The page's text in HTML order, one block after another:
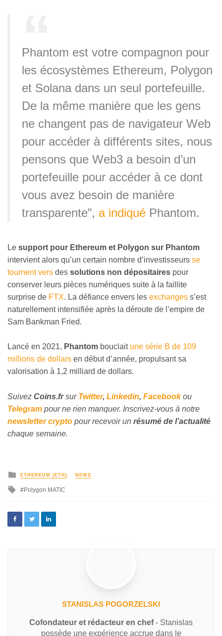
Phantom est votre compagnon pour
les écosystèmes Ethereum, Polygon
et Solana dans un seul portefeuille.
De la même manière que les gens
ne changent pas de navigateur Web
pour accéder à différents sites, nous
pensons que Web3 a besoin d’un
portefeuille pour accéder à ce dont
vous avez besoin de manière
transparente”, a indiqué Phantom.
Le support pour Ethereum et Polygon sur Phantom
intervient alors qu’un certain nombre d’investisseurs se
tournent vers des solutions non dépositaires pour
conserver leurs pièces numériques suite à la faillite
surprise de FTX. La défiance envers les exchanges s’est
naturellement intensifiée après la déroute de l’empire de
Sam Bankman Fried.
Lancé en 2021, Phantom bouclait une série B de 109
millions de dollars en début d’année, propulsant sa
valorisation à 1,2 milliard de dollars.
Suivez Coins.frsur Twitter, Linkedin, Facebookou
Telegram pour ne rien manquer. Inscrivez-vous à notre
newsletter crypto pour recevoir un résumé de l’actualité
chaque semaine.
ETHEREUM (ETH) NEWS
Polygon MATIC
STANISLAS POGORZELSKI
Cofondateur et rédacteur en chef- Stanislas
possède une expérience accrue dans le